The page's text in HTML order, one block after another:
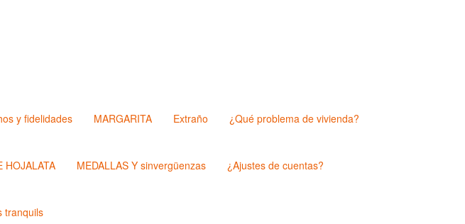
y fidelidades MARGARITA Extraño ¿Qué problema de vivienda?
HOJALATA MEDALLAS Y sinvergüenzas ¿Ajustes de cuentas?
tranquils